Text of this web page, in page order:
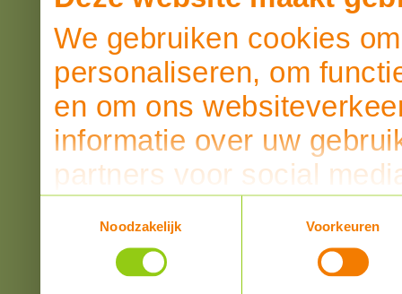
We gebruiken cookies
personaliseren, om
en om ons
informatie over uw
partners voor social
informatie die u aan ze
verzameld op basis van
Noodzakelijk
Voorkeuren